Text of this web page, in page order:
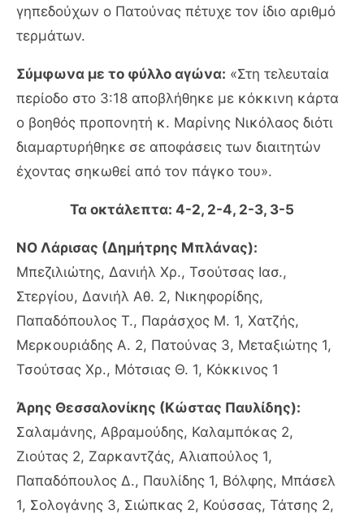
γηπεδούχων ο Πατούνας πέτυχε τον ίδιο αριθμό
τερμάτων.
Σύμφωνα με το φύλλο αγώνα: «Στη τελευταία
περίοδο στο 3:18 αποβλήθηκε με κόκκινη κάρτα
ο βοηθός προπονητή κ. Μαρίνης Νικόλαος διότι
διαμαρτυρήθηκε σε αποφάσεις των διαιτητών
έχοντας σηκωθεί από τον πάγκο του».
Τα οκτάλεπτα: 4-2, 2-4, 2-3, 3-5
ΝΟ Λάρισας (Δημήτρης Μπλάνας):
Μπεζιλιώτης, Δανιήλ Χρ., Τσούτσας Ιασ.,
Στεργίου, Δανιήλ Αθ. 2, Νικηφορίδης,
Παπαδόπουλος Τ., Παράσχος Μ. 1, Χατζής,
Μερκουριάδης Α. 2, Πατούνας 3, Μεταξιώτης 1,
Τσούτσας Χρ., Μότσιας Θ. 1, Κόκκινος 1
Άρης Θεσσαλονίκης (Κώστας Παυλίδης):
Σαλαμάνης, Αβραμούδης, Καλαμπόκας 2,
Ζιούτας 2, Ζαρκαντζάς, Αλιαπούλος 1,
Παπαδόπουλος Δ., Παυλίδης 1, Βόλφης, Μπάσελ
1, Σολογάνης 3, Σιώπκας 2, Κούσσας, Τάτσης 2,